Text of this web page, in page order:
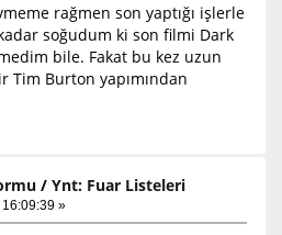
rağmen son yaptığı işlerle
soğudum ki son filmi Dark
bile. Fakat bu kez uzun
Tim Burton yapımından
/Ynt: Fuar Listeleri
16:09:39 »